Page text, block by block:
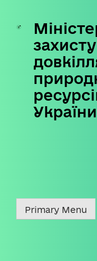
Skip
contentзахисту
України
Primary Menu